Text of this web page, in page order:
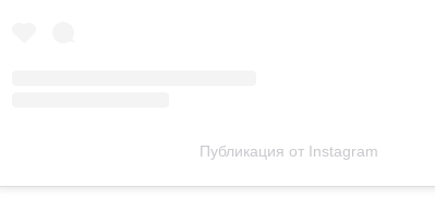
Публикация от Instagram